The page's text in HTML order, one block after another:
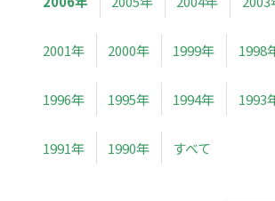
2001年 2000年 1999年 1998
1996年 1995年 1994年 1993
1991年 1990年 すべて